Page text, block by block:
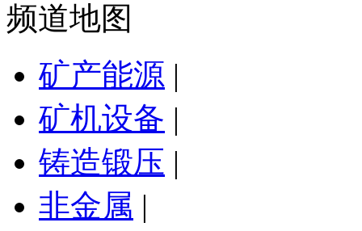
频道地图
矿产能源 |
矿机设备 |
铸造锻压 |
非金属 |